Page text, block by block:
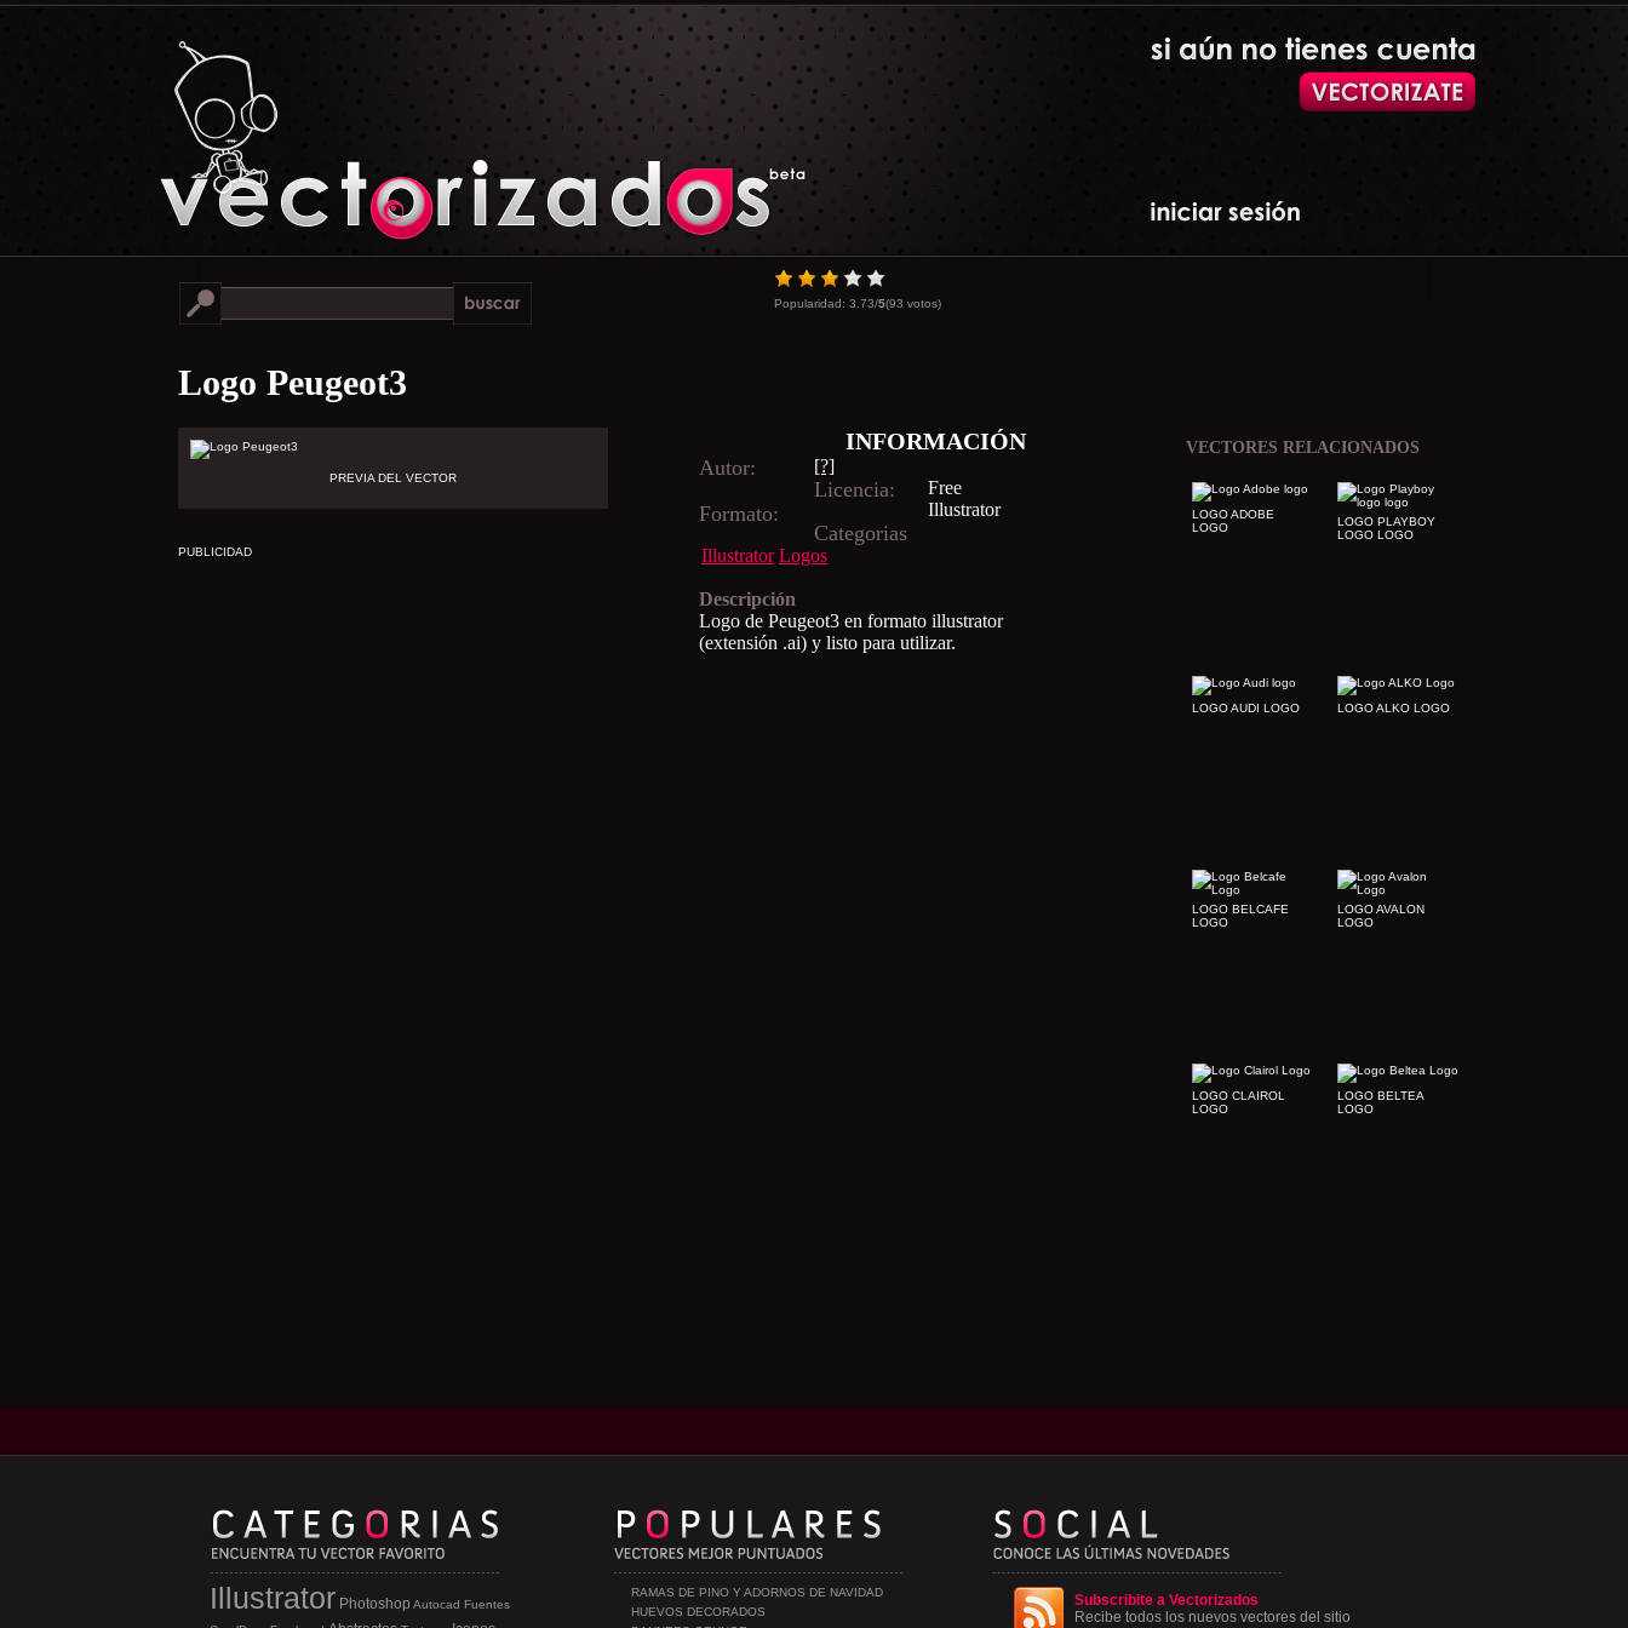
Popularidad: 3.73/5(93 votos)
Logo Peugeot3
PREVIA DEL VECTOR
INFORMACIÓN
Autor: [?]
Licencia: Free
Formato: Illustrator
Categorias
Illustrator Logos
Descripción
Logo de Peugeot3 en formato illustrator
(extensión .ai) y listo para utilizar.
PUBLICIDAD
VECTORES RELACIONADOS
LOGO PLAYBOY
LOGO LOGO
LOGO ADOBE
LOGO
LOGO ALKO LOGO
LOGO AUDI LOGO
LOGO AVALON
LOGO
LOGO BELCAFE
LOGO
LOGO BELTEA
LOGO
LOGO CLAIROL
LOGO
Subscribite a Vectorizados
Recibe todos los nuevos vectores del sitio
RAMAS DE PINO Y ADORNOS DE NAVIDAD
HUEVOS DECORADOS
Illustrator Photoshop Autocad Fuentes